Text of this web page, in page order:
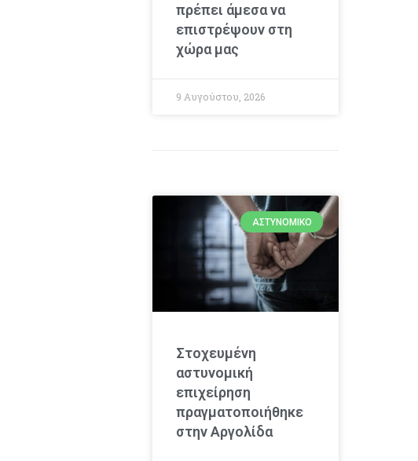
πρέπει άμεσα να
επιστρέψουν στη
χώρα μας
9 Αυγούστου, 2026
ΑΣΤΥΝΟΜΙΚΌ
Στοχευμένη
αστυνομική
επιχείρηση
πραγματοποιήθηκε
στην Αργολίδα